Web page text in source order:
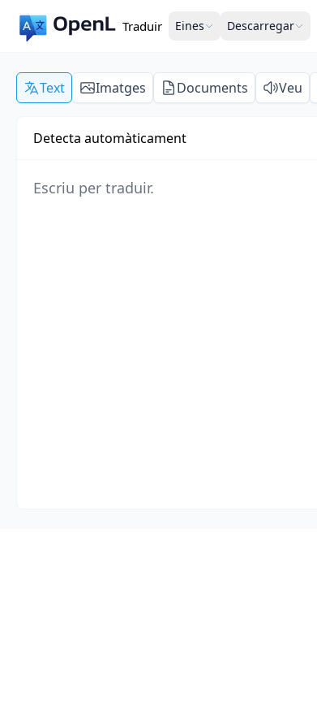
Traduir Eines Descarregar
Text Imatges Documents Veu
Detecta automàticament